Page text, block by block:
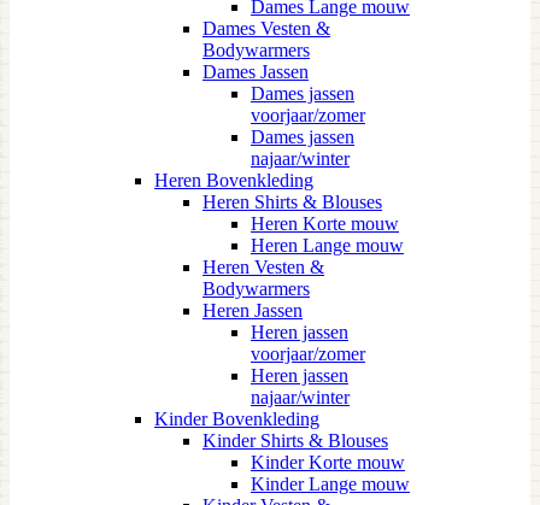
Dames Lange mouw
Dames Vesten &
Bodywarmers
Dames Jassen
Dames jassen
voorjaar/zomer
Dames jassen
najaar/winter
Heren Bovenkleding
Heren Shirts & Blouses
Heren Korte mouw
Heren Lange mouw
Heren Vesten &
Bodywarmers
Heren Jassen
Heren jassen
voorjaar/zomer
Heren jassen
najaar/winter
Kinder Bovenkleding
Kinder Shirts & Blouses
Kinder Korte mouw
Kinder Lange mouw